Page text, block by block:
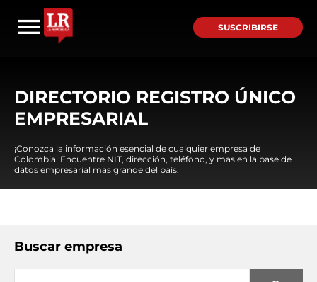
SUSCRIBIRSE
DIRECTORIO REGISTRO ÚNICO
EMPRESARIAL
¡Conozca la información esencial de cualquier empresa de
Colombia! Encuentre NIT, dirección, teléfono, y mas en la base de
datos empresarial mas grande del país.
Buscar empresa